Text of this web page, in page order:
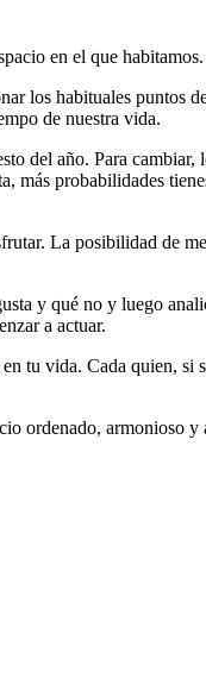
en el que habitamos.
los habituales puntos
de nuestra vida.
del año. Para cambiar,
más probabilidades
La posibilidad de
y qué no y luego
a actuar.
tu vida. Cada quien, si
ordenado, armonioso